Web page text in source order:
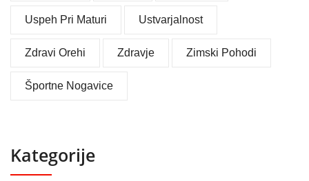
Uspeh Pri Maturi Ustvarjalnost
Zdravi Orehi Zdravje Zimski Pohodi
Športne Nogavice
Kategorije